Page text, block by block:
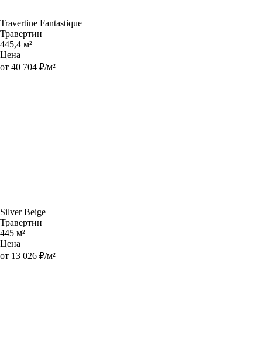
Travertine Fantastique
Травертин
445,4 м²
Цена
от 40 704 ₽/м²
Silver Beige
Травертин
445 м²
Цена
от 13 026 ₽/м²